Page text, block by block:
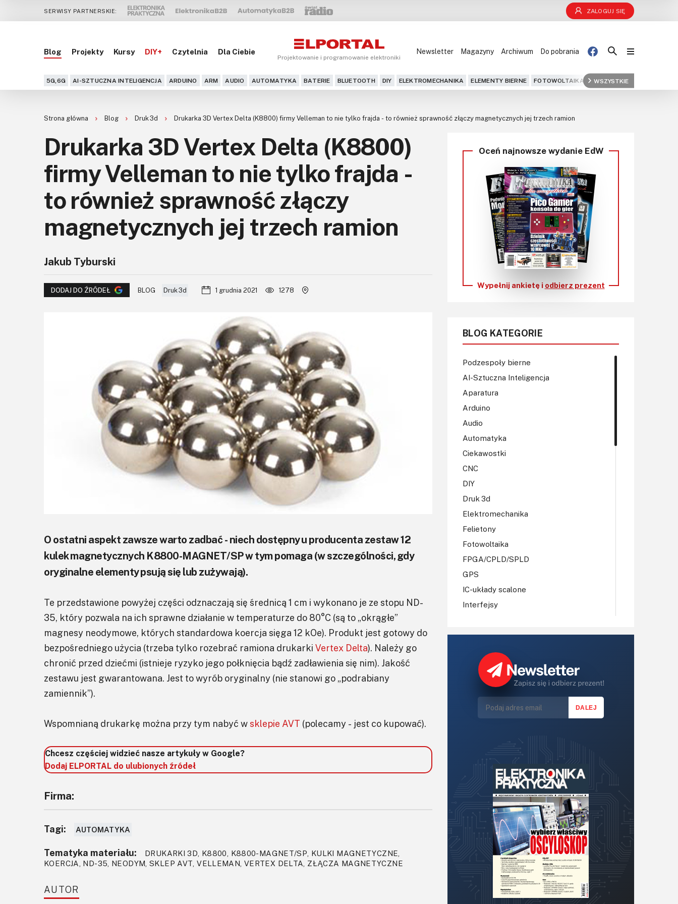
SERWISY PARTNERSKIE: ZALOGUJ SIĘ
Blog Projekty Kursy DIY+ Czytelnia Dla Ciebie
Projektowanie i programowanie elektroniki
Newsletter Magazyny Archiwum Do pobrania
5G,6G AI-SZTUCZNA INTELIGENCJA ARDUINO ARM AUDIO AUTOMATYKA BATERIE BLUETOOTH DIY ELEKTROMECHANIKA ELEMENTY BIERNE FOTOWOLTAIKA FPGA GPS
WSZYSTKIE
Blog
DIY+
Czytelnia
Dla Ciebie
KITy AVT
Kontakt
Do pobrania
Strona główna Blog Druk 3d Drukarka 3D Vertex Delta (K8800) firmy Velleman to nie tylko frajda - to również sprawność złączy magnetycznych jej trzech ramion
Drukarka 3D Vertex Delta (K8800)
firmy Velleman to nie tylko frajda -
to również sprawność złączy
magnetycznych jej trzech ramion
Jakub Tyburski
DODAJ DO ŹRÓDEŁ BLOG Druk 3d 1 grudnia 2021 1278
O ostatni aspekt zawsze warto zadbać - niech dostępny u producenta zestaw 12
kulek magnetycznych K8800-MAGNET/SP w tym pomaga (w szczególności, gdy
oryginalne elementy psują się lub zużywają).
Te przedstawione powyżej części odznaczają się średnicą 1 cm i wykonano je ze stopu ND-
35, który pozwala na ich sprawne działanie w temperaturze do 80°C (są to „okrągłe”
magnesy neodymowe, których standardowa koercja sięga 12 kOe). Produkt jest gotowy do
bezpośredniego użycia (trzeba tylko rozebrać ramiona drukarki Vertex Delta). Należy go
chronić przed dziećmi (istnieje ryzyko jego połknięcia bądź zadławienia się nim). Jakość
zestawu jest gwarantowana. Jest to wyrób oryginalny (nie stanowi go „podrabiany
zamiennik”).
Wspomnianą drukarkę można przy tym nabyć wsklepie AVT (polecamy - jest co kupować).
Chcesz częściej widzieć nasze artykuły w Google?
Dodaj ELPORTAL do ulubionych źródeł
Firma:
Tagi: AUTOMATYKA
Tematyka materiału:
DRUKARKI 3D, K8800, K8800-MAGNET/SP, KULKI MAGNETYCZNE,
KOERCJA, ND-35, NEODYM, SKLEP AVT, VELLEMAN, VERTEX DELTA, ZŁĄCZA MAGNETYCZNE
AUTOR
Oceń najnowsze wydanie EdW
Wypełnij ankietę i odbierz prezent
BLOG KATEGORIE
Podzespoły bierne
AI-Sztuczna Inteligencja
Aparatura
Arduino
Audio
Automatyka
Ciekawostki
CNC
DIY
Druk 3d
Elektromechanika
Felietony
Fotowoltaika
FPGA/CPLD/SPLD
GPS
IC-układy scalone
Interfejsy
Koła Naukowe
Książki
Lasery
LED/LCD/OLED
Mechatronika
Narzędzia
Optoelektronika
PCB/Montaż
Podstawy elektroniki
Podzespoły bierne
Półprzewodniki
Pomiary i testy
Projektowanie
Raspberry Pi